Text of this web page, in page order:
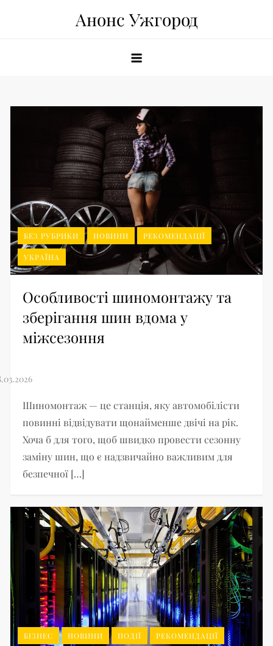
Анонс Ужгород
БЕЗ РУБРИКИ НОВИНИ РЕКОМЕНДАЦІЇ
УКРАЇНА
Особливості шиномонтажу та
зберігання шин вдома у
міжсезоння
Шиномонтаж — це станція, яку автомобілісти
повинні відвідувати щонайменше двічі на рік.
Хоча б для того, щоб швидко провести сезонну
заміну шин, що є надзвичайно важливим для
безпечної […]
БІЗНЕС НОВИНИ ПОДІЇ РЕКОМЕНДАЦІЇ